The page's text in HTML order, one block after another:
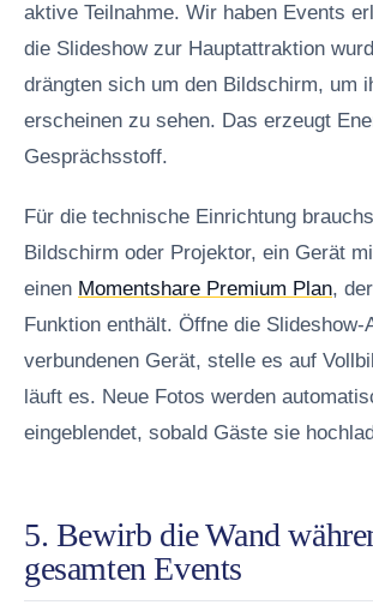
aktive Teilnahme. Wir haben Events
die Slideshow zur Hauptattraktion
drängten sich um den Bildschirm, um
erscheinen zu sehen. Das erzeugt
Gesprächsstoff.
Für die technische Einrichtung
Bildschirm oder Projektor, ein Gerät
einen Momentshare Premium Plan,
Funktion enthält. Öffne die Slideshow-
verbundenen Gerät, stelle es auf
läuft es. Neue Fotos werden
eingeblendet, sobald Gäste sie
5. Bewirb die Wand
gesamten Events